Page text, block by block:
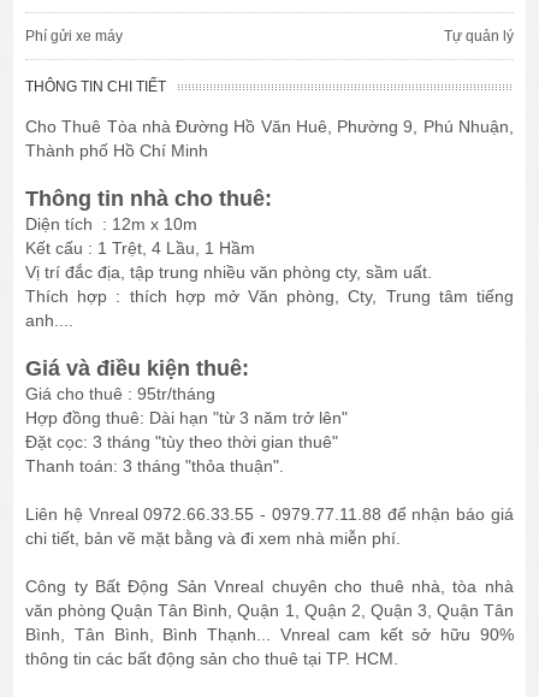
Phí gửi xe máy Tự quản lý
THÔNG TIN CHI TIẾT
Cho Thuê Tòa nhà Đường Hồ Văn Huê, Phường 9, Phú Nhuận,
Thành phố Hồ Chí Minh
Thông tin nhà cho thuê:
Diện tích : 12m x 10m
Kết cấu : 1 Trệt, 4 Lầu, 1 Hầm
Vị trí đắc địa, tập trung nhiều văn phòng cty, sầm uất.
Thích hợp : thích hợp mở Văn phòng, Cty, Trung tâm tiếng
anh....
Giá và điều kiện thuê:
Giá cho thuê : 95tr/tháng
Hợp đồng thuê: Dài hạn "từ 3 năm trở lên"
Đặt cọc: 3 tháng "tùy theo thời gian thuê"
Thanh toán: 3 tháng "thỏa thuận".
Liên hệ Vnreal 0972.66.33.55 - 0979.77.11.88 để nhận báo giá
chi tiết, bản vẽ mặt bằng và đi xem nhà miễn phí.
Công ty Bất Động Sản Vnreal chuyên cho thuê nhà, tòa nhà
văn phòng Quận Tân Bình, Quận 1, Quận 2, Quận 3, Quận Tân
Bình, Tân Bình, Bình Thạnh... Vnreal cam kết sở hữu 90%
thông tin các bất động sản cho thuê tại TP. HCM.